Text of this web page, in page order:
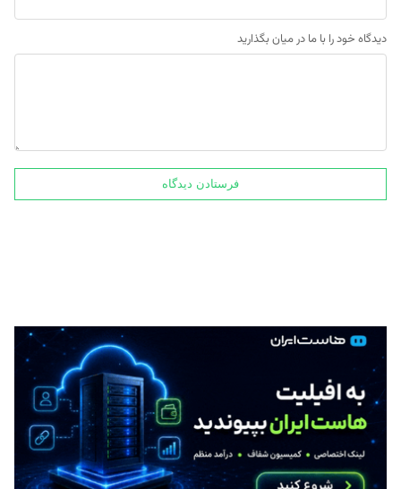
دیدگاه خود را با ما در میان بگذارید